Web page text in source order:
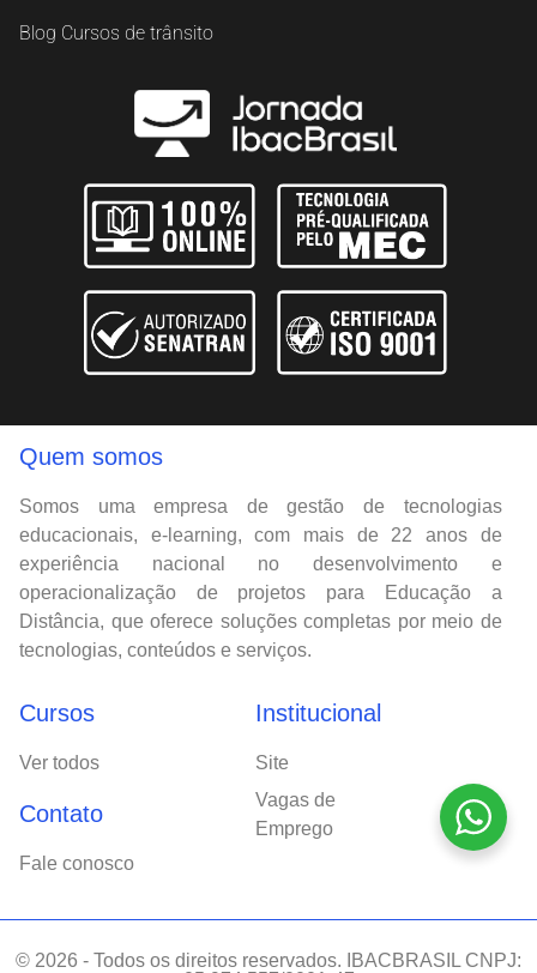
Blog Cursos de trânsito
Quem somos
Somos uma empresa de gestão de tecnologias
educacionais, e-learning, com mais de 22 anos de
experiência nacional no desenvolvimento e
operacionalização de projetos para Educação a
Distância, que oferece soluções completas por meio de
tecnologias, conteúdos e serviços.
Cursos
Ver todos
Contato
Fale conosco
Institucional
Site
Vagas de
Emprego
© 2026 - Todos os direitos reservados. IBACBRASIL CNPJ: